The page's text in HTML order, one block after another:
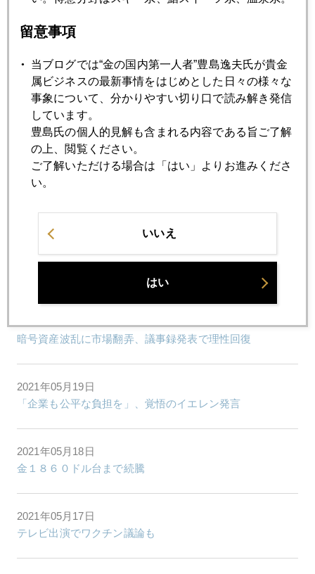
2021年05月26日
金１９００ドル再突破
2021年05月25日
ワクチン予約（ネット経由）のアドバイス
2021年05月21日
暗号資産波乱に市場翻弄、議事録発表で理性回復
2021年05月19日
「企業も公平な負担を」、覚悟のイエレン発言
2021年05月18日
金１８６０ドル台まで続騰
2021年05月17日
テレビ出演でワクチン議論も
留意事項
当ブログでは“金の国内第一人者”豊島逸夫氏が貴金
属ビジネスの最新事情をはじめとした日々の様々な
事象について、分かりやすい切り口で読み解き発信
しています。
豊島氏の個人的見解も含まれる内容である旨ご了解
の上、閲覧ください。
ご了解いただける場合は「はい」よりお進みくださ
い。
いいえ
はい